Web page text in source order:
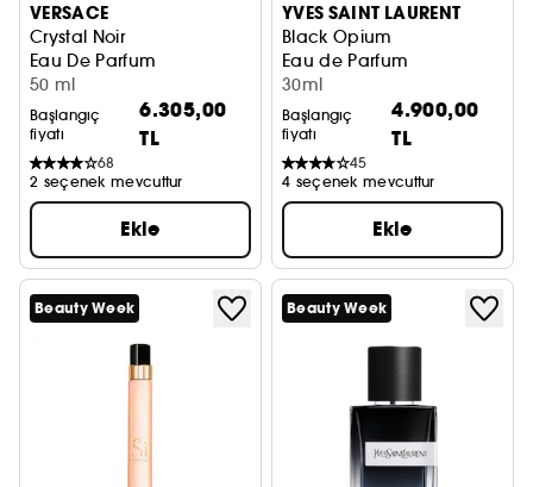
VERSACE
Crystal Noir
Eau De Parfum
50 ml
Başlangıç
fiyatı
6.305,00
TL
68
2 seçenek mevcuttur
Ekle
YVES SAINT LAURENT
Black Opium
Eau de Parfum
30ml
Başlangıç
fiyatı
4.900,00
TL
45
4 seçenek mevcuttur
Ekle
Beauty Week Beauty Week